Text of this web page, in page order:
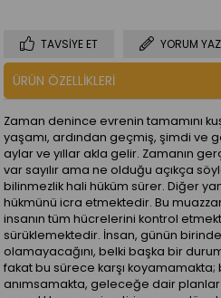
TAVSIYE ET YORUM YAZ
ÜRÜN ÖZELLIKLERI
Zaman denince evrenin tamamını
yaşamı, ardından geçmiş, şimdi ve
aylar ve yıllar akla gelir. Zamanın
var sayılır ama ne olduğu açıkça
bilinmezlik hali hüküm sürer. Diğer
hükmünü icra etmektedir. Bu
insanın tüm hücrelerini kontrol
sürüklemektedir. İnsan, günün
olamayacağını, belki başka bir
fakat bu sürece karşı
anımsamakta, geleceğe dair